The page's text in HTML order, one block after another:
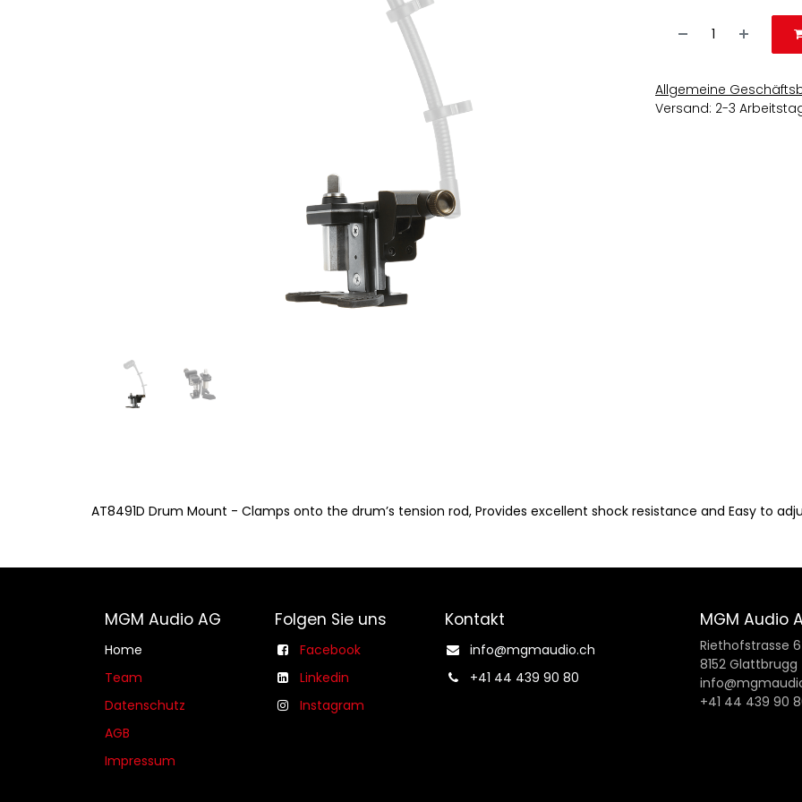
Allgemeine
Versand: 2-3
AT8491D Drum Mount - Clamps onto the drum’s tension rod, Provides excellent shock resistance and Easy to
MGM Audio AG
Home
Team
Datenschutz
AGB​​
Impressum
Folgen Sie uns
Facebook
Linkedin
Instagram
Kontakt
info@mgmaudio.ch​
+41 44 439 90 80
MGM Audio
Riethofstrasse 6
8152 Glattbrugg
+41 44 439 90